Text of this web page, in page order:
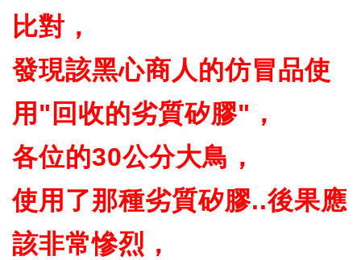
比對，
發現該黑心商人的仿冒品使
用"回收的劣質矽膠"，
各位的30公分大鳥，
使用了那種劣質矽膠..後果應
該非常慘烈，